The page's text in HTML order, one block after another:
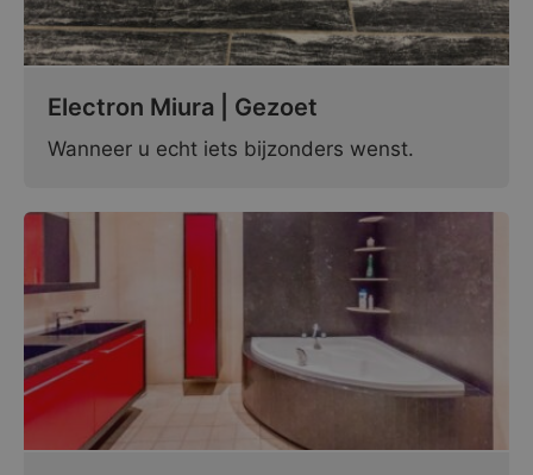
Electron Miura | Gezoet
Wanneer u echt iets bijzonders wenst.